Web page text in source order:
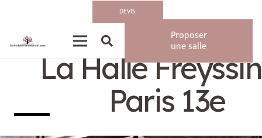
DEVIS
Proposer
une salle
Privatisation/
La Halle
Paris 13e